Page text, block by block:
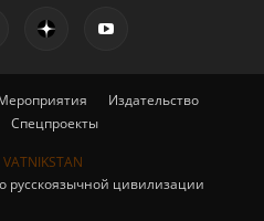
Издательство
Спецпроекты
VATNIKSTAN
русскоязычной цивилизации